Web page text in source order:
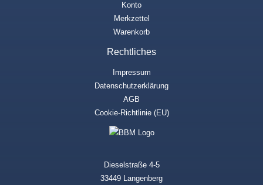
Konto
Merkzettel
Warenkorb
Rechtliches
Impressum
Datenschutzerklärung
AGB
Cookie-Richtlinie (EU)
Dieselstraße 4-5
33449 Langenberg